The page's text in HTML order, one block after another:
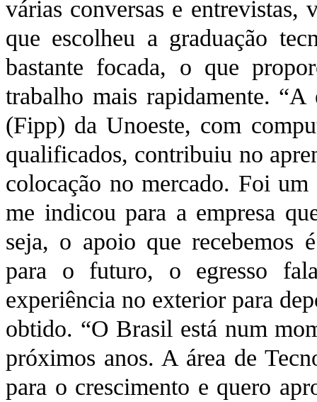
várias conversas e
que escolheu a graduação
bastante focada, o que
trabalho mais rapidamente.
(Fipp) da Unoeste, com
qualificados, contribuiu no
colocação no mercado. Foi um
me indicou para a empresa
seja, o apoio que recebemos
para o futuro, o egresso
experiência no exterior para
obtido. “O Brasil está num
próximos anos. A área de
para o crescimento e quero